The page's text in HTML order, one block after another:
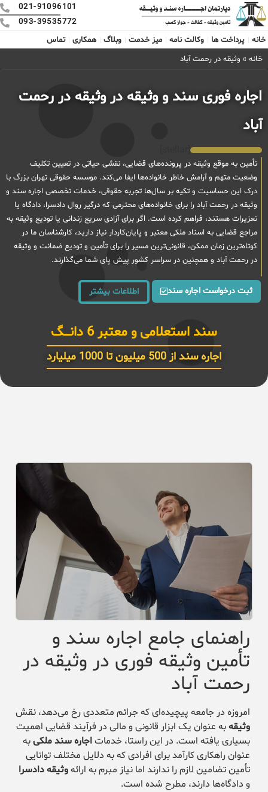
021-91096101
093-39535772
خانه
پرداخت ها وکالت نامه میز خدمت وبلاگ همکاری
تماس
خانه » وثیقه در رحمت آباد
اجاره فوری سند و وثیقه در وثیقه در رحمت
آباد
تأمین به موقع وثیقه در پرونده‌های قضایی، نقشی حیاتی در تعیین تکلیف
وضعیت متهم و آرامش خاطر خانواده‌ها ایفا می‌کند. موسسه حقوقی تهران بزرگ با
درک این حساسیت و تکیه بر سال‌ها تجربه حقوقی، خدمات تخصصی اجاره سند و
وثیقه در رحمت آباد را برای خانواده‌های محترمی که درگیر روال دادسرا، دادگاه یا
تعزیرات هستند، فراهم کرده است. اگر برای آزادی سریع زندانی یا تودیع وثیقه به
مراجع قضایی به اسناد ملکی معتبر و پایان‌کاردار نیاز دارید، کارشناسان ما در
کوتاه‌ترین زمان ممکن، قانونی‌ترین مسیر را برای تأمین و تودیع ضمانت و وثیقه
در رحمت آباد و همچنین در سراسر کشور پیش پای شما می‌گذارند.
ثبت درخواست اجاره سند اطلاعات بیشتر
سند استعلامی و معتبر 6 دانـــگ
اجاره سند از 500 میلیون تا 1000 میلیارد
راهنمای جامع اجاره سند و
تأمین وثیقه فوری در وثیقه در
رحمت آباد
امروزه در جامعه پیچیده‌ای که جرائم متعددی رخ می‌دهد، نقش
وثیقهبه عنوان یک ابزار قانونی و مالی در فرآیند قضایی اهمیت
بسیاری یافته است. در این راستا، خدماتاجاره سند ملکیبه
عنوان راهکاری کارآمد برای افرادی که به دلایل مختلف توانایی
تأمین تضامین لازم را ندارند اما نیاز مبرم به ارائهوثیقه دادسرا
و دادگاه‌ها دارند، مطرح شده است.